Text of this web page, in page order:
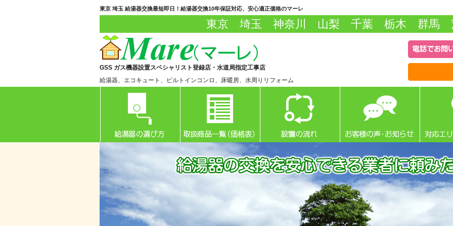
東京 埼玉 給湯器交換最短即日！給湯器交換10年保証対応、安心適正価格のマーレ
東京 埼玉 神奈川 山梨 千葉 栃木 群馬
GSS ガス機器設置スペシャリスト登録店・水道局指定工事店
給湯器、エコキュート、ビルトインコンロ、床暖房、水周りリフォーム